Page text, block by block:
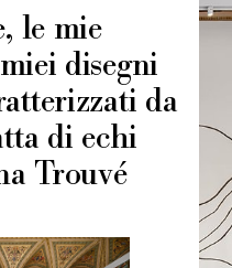
le mie
disegni
da
di echi
Trouvé